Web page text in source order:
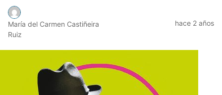
María del Carmen Castiñeira
Ruiz
hace 2 años